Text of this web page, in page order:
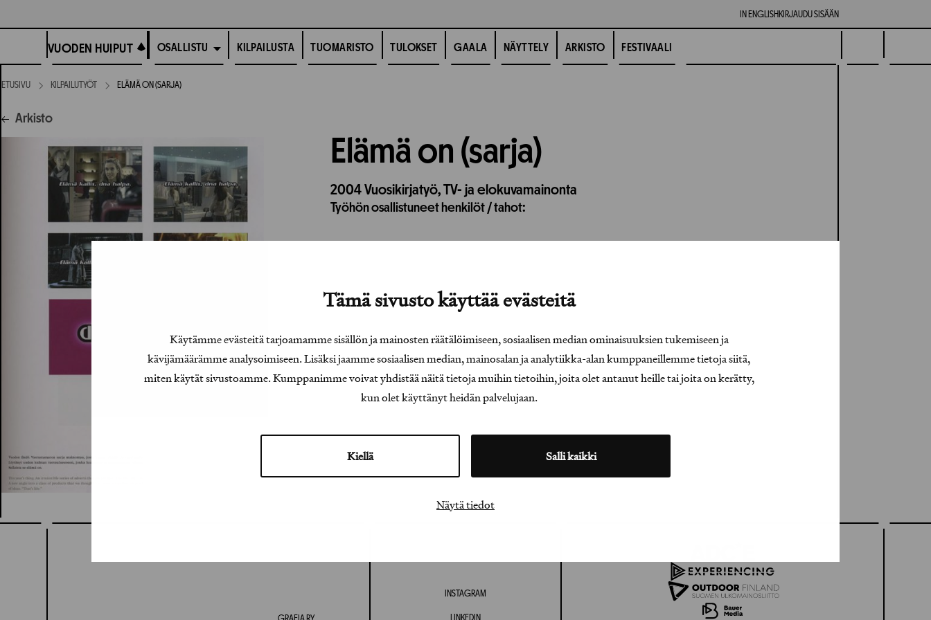
Tämä sivusto käyttää evästeitä
Käytämme evästeitä tarjoamamme sisällön ja mainosten räätälöimiseen, sosiaalisen median ominaisuuksien tukemiseen ja
kävijämäärämme analysoimiseen. Lisäksi jaamme sosiaalisen median, mainosalan ja analytiikka-alan kumppaneillemme tietoja siitä,
miten käytät sivustoamme. Kumppanimme voivat yhdistää näitä tietoja muihin tietoihin, joita olet antanut heille tai joita on kerätty,
kun olet käyttänyt heidän palvelujaan.
Kiellä Salli kaikki
Näytä tiedot
suoraan
IN ENGLISH KIRJAUDU SISÄÄN
VUODEN HUIPUT
VUODEN HUIPUT OSALLISTU KILPAILUSTA TUOMARISTO TULOKSET GAALA NÄYTTELY ARKISTO FESTIVAALI
ETUSIVU KILPAILUTYÖT ELÄMÄ ON (SARJA)
Arkisto
Elämä on (sarja)
2004 Vuosikirjatyö,TV- ja elokuvamainonta
Työhön osallistuneet henkilöt / tahot:
INSTAGRAM
LINKEDIN